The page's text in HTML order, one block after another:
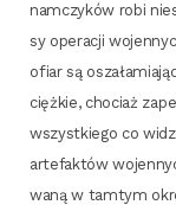
nam­czy­ków robi
sy ope­ra­cji
ofiar są
cięż­kie, cho­ciaż
wszyst­kie­go co
arte­fak­tów
wa­ną w tam­tym